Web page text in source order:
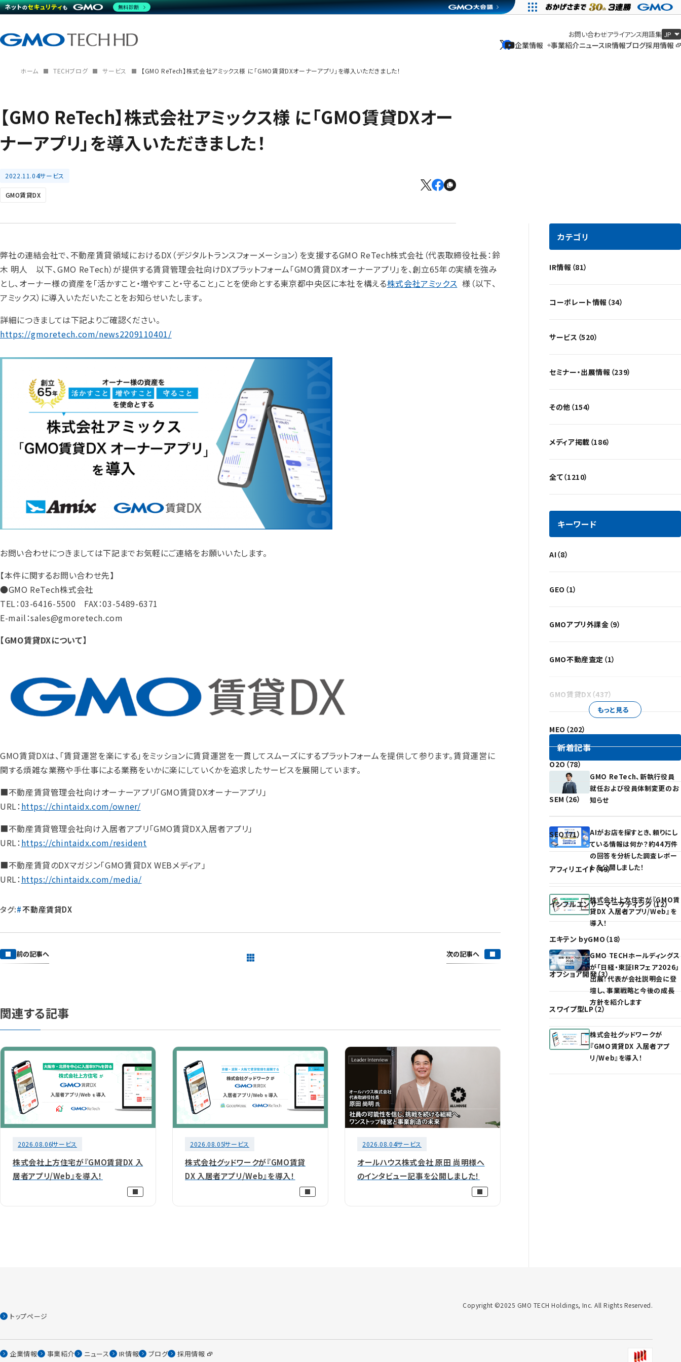
企業情報
企業情報
事業紹介ニュースIR情報ブログ採用情報
お問い合わせアライアンス用語集
ホーム TECHブログ サービス 【GMO ReTech】株式会社アミックス様 に「GMO賃貸DXオーナーアプリ」を導入いただきました！
【GMO ReTech】株式会社アミックス様 に「GMO賃貸DXオー
ナーアプリ」を導入いただきました！
2022.11.04サービス
GMO賃貸DX
弊社の連結会社で、不動産賃貸領域におけるDX（デジタルトランスフォーメーション）を支援するGMO ReTech株式会社（代表取締役社長：鈴
木 明人 以下、GMO ReTech）が提供する賃貸管理会社向けDXプラットフォーム「GMO賃貸DXオーナーアプリ」を、創立65年の実績を強み
とし、オーナー様の資産を「活かすこと・増やすこと・守ること」ことを使命とする東京都中央区に本社を構える株式会社アミックス 様（以下、
アミックス）に導入いただいたことをお知らせいたします。
詳細につきましては下記よりご確認ください。
https://gmoretech.com/news2209110401/
お問い合わせにつきましては下記までお気軽にご連絡をお願いいたします。
【本件に関するお問い合わせ先】
●GMO ReTech株式会社
TEL：03-6416-5500 FAX：03-5489-6371
E-mail：sales@gmoretech.com
【GMO賃貸DXについて】
GMO賃貸DXは、「賃貸運営を楽にする」をミッションに賃貸運営を一貫してスムーズにするプラットフォームを提供して参ります。賃貸運営に
関する煩雑な業務や手仕事による業務をいかに楽にしていくかを追求したサービスを展開しています。
■不動産賃貸管理会社向けオーナーアプリ「GMO賃貸DXオーナーアプリ」
URL： https://chintaidx.com/owner/
■不動産賃貸管理会社向け入居者アプリ「GMO賃貸DX入居者アプリ」
URL： https://chintaidx.com/resident
■不動産賃貸のDXマガジン「GMO賃貸DX WEBメディア」
URL： https://chintaidx.com/media/
タグ: 不動産賃貸DX
前の記事へ 次の記事へ
関連する記事
2026.08.06サービス
株式会社上方住宅が『GMO賃貸DX 入
居者アプリ/Web』を導入！
2026.08.05サービス
株式会社グッドワークが『GMO賃貸
DX 入居者アプリ/Web』を導入！
2026.08.04サービス
オールハウス株式会社 原田 尚明様へ
のインタビュー記事を公開しました！
カテゴリ
IR情報（81）
コーポレート情報（34）
サービス（520）
セミナー・出展情報（239）
その他（154）
メディア掲載（186）
全て（1210）
キーワード
AI（8）
GEO（1）
GMOアプリ外課金（9）
GMO不動産査定（1）
GMO賃貸DX（437）
MEO（202）
O2O（78）
SEM（26）
SEO（71）
アフィリエイト（49）
インフルエンサーマーケティング（12）
エキテン byGMO（18）
オフショア開発（3）
スワイプ型LP（2）
もっと見る
新着記事
GMO ReTech、新執行役員
就任および役員体制変更のお
知らせ
AIがお店を探すとき、頼りにし
ている情報は何か？約44万件
の回答を分析した調査レポー
トを公開しました！
株式会社上方住宅が『GMO賃
貸DX 入居者アプリ/Web』を
導入！
GMO TECHホールディングス
が「日経・東証IRフェア2026」
出展！代表が会社説明会に登
壇し、事業戦略と今後の成長
方針を紹介します
株式会社グッドワークが
『GMO賃貸DX 入居者アプ
リ/Web』を導入！
トップページ
企業情報 事業紹介 ニュース IR情報 ブログ 採用情報
Copyright ©2025 GMO TECH Holdings, Inc. All Rights Reserved.
無料診断